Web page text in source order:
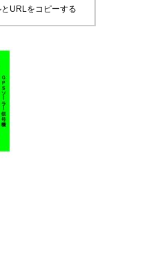
URLをコピーする